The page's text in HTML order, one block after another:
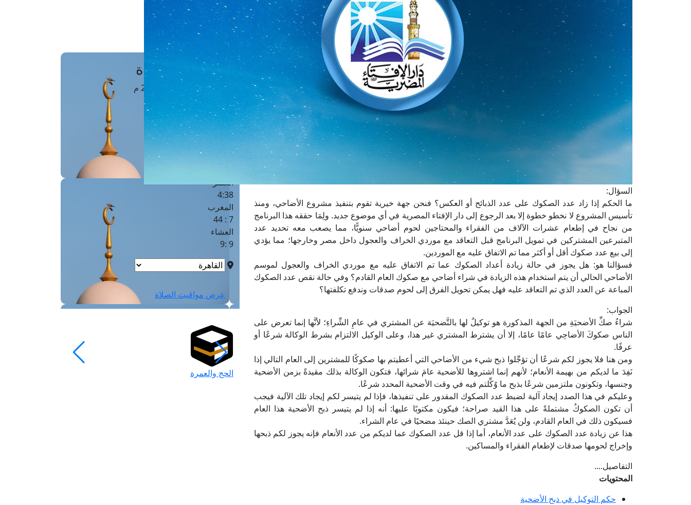
السؤال:
ما الحكم إذا زاد عدد الصكوك على عدد الذبائح أو العكس؟ فنحن جهة خيرية تقوم بتنفيذ مشروع الأضاحي، ومنذ
تأسيس المشروع لا نخطو خطوة إلا بعد الرجوع إلى دار الإفتاء المصرية في أي موضوع جديد. ولِمَا حققه هذا البرنامج
من نجاح في إطعام عشرات الآلاف من الفقراء والمحتاجين لحوم أضاحي سنويًّا، مما يصعب معه تحديد عدد
المتبرعين المشتركين في تمويل البرنامج قبل التعاقد مع موردي الخراف والعجول داخل مصر وخارجها؛ مما يؤدي
إلى بيع عدد صكوك أقل أو أكثر مما تم الاتفاق عليه مع الموردين.
فسؤالنا هو: هل يجوز في حالة زيادة أعداد الصكوك عما تم الاتفاق عليه مع موردي الخراف والعجول لموسم
الأضاحي الحالي أن يتم استخدام هذه الزيادة في شراء أضاحي مع صكوك العام القادم؟ وفي حالة نقص عدد الصكوك
المباعة عن العدد الذي تم التعاقد عليه فهل يمكن تحويل الفرق إلى لحوم صدقات وندفع تكلفتها؟
الجواب:
شراءُ صكِّ الأضحيَةِ من الجهة المذكورة هو توكيلٌ لها بالتَّضحيَة عن المشتري في عامِ الشِّراءِ؛ لأنَّها إنما تعرض على
الناس صكوكَ الأضاحِي عامًا عامًا، إلا أن يشترط المشتري غير هذا، وعلى الوكيل الالتزام بشرط الوكالة شرعًا أو
عرفًا.
ومن هنا فلا يجوز لكم شرعًا أن تؤجِّلوا ذبح شيء من الأضاحي التي أعطيتم بها صكوكًا للمشترين إلى العام التالي إذا
نَفِدَ ما لديكم من بهيمة الأنعام؛ لأنهم إنما اشتروها للأضحية عامَ شرائها، فتكون الوكالة بذلك مقيدةً بزمن الأضحية
وجنسها، وتكونون ملتزمين شرعًا بذبح ما وُكِّلتم فيه في وقت الأضحية المحدد شرعًا.
وعليكم في هذا الصدد إيجاد آلية لضبط عدد الصكوك المقدور على تنفيذها، فإذا لم يتيسر لكم إيجاد تلك الآلية فيجب
أن تكون الصكوكُ مشتملةً على هذا القيد صراحة؛ فيكون مكتوبًا عليها: أنه إذا لم يتيسر ذبح الأضحية هذا العام
فسيكون ذلك في العام القادم، ولن يُعَدَّ مشتري الصك حينئذ مضحيًا في عام الشراء.
هذا عن زيادة عدد الصكوك على عدد الأنعام، أما إذا قل عدد الصكوك عما لديكم من عدد الأنعام فإنه يجوز لكم ذبحها
وإخراج لحومها صدقات لإطعام الفقراء والمساكين.
التفاصيل....
المحتويات
حكم التوكيل في ذبح الأضحية
الفتوى الهاتفية
مَواقِيتُ الصَّـــلاة
القاهرة · 07 أغسطس 2026 م
الفجر
4 :41
الشروق
العصر
4:38
المغرب
7 : 44
العشاء
9 :9
عرض مواقيت الصلاة
الحج والعمرة